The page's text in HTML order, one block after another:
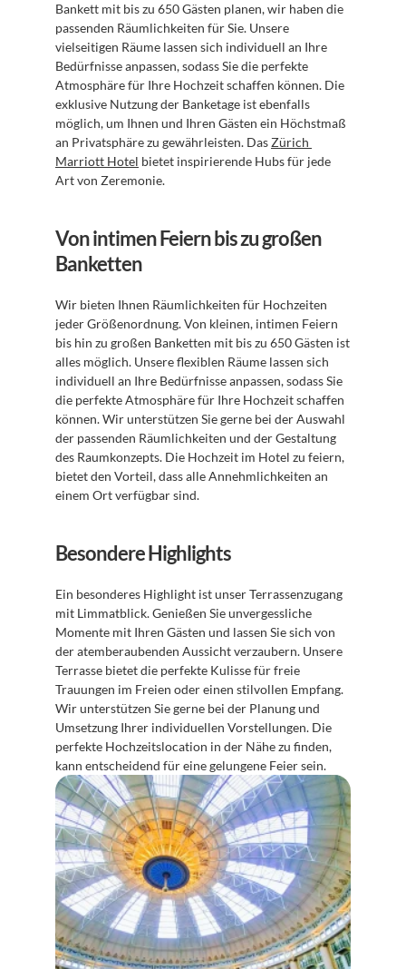
Bankett mit bis zu 650 Gästen planen, wir haben die
passenden Räumlichkeiten für Sie. Unsere
vielseitigen Räume lassen sich individuell an Ihre
Bedürfnisse anpassen, sodass Sie die perfekte
Atmosphäre für Ihre Hochzeit schaffen können. Die
exklusive Nutzung der Banketage ist ebenfalls
möglich, um Ihnen und Ihren Gästen ein Höchstmaß
an Privatsphäre zu gewährleisten. Das Zürich
Marriott Hotel bietet inspirierende Hubs für jede
Art von Zeremonie.
Von intimen Feiern bis zu großen
Banketten
Wir bieten Ihnen Räumlichkeiten für Hochzeiten
jeder Größenordnung. Von kleinen, intimen Feiern
bis hin zu großen Banketten mit bis zu 650 Gästen ist
alles möglich. Unsere flexiblen Räume lassen sich
individuell an Ihre Bedürfnisse anpassen, sodass Sie
die perfekte Atmosphäre für Ihre Hochzeit schaffen
können. Wir unterstützen Sie gerne bei der Auswahl
der passenden Räumlichkeiten und der Gestaltung
des Raumkonzepts. Die Hochzeit im Hotel zu feiern,
bietet den Vorteil, dass alle Annehmlichkeiten an
einem Ort verfügbar sind.
Besondere Highlights
Ein besonderes Highlight ist unser Terrassenzugang
mit Limmatblick. Genießen Sie unvergessliche
Momente mit Ihren Gästen und lassen Sie sich von
der atemberaubenden Aussicht verzaubern. Unsere
Terrasse bietet die perfekte Kulisse für freie
Trauungen im Freien oder einen stilvollen Empfang.
Wir unterstützen Sie gerne bei der Planung und
Umsetzung Ihrer individuellen Vorstellungen. Die
perfekte Hochzeitslocation in der Nähe zu finden,
kann entscheidend für eine gelungene Feier sein.